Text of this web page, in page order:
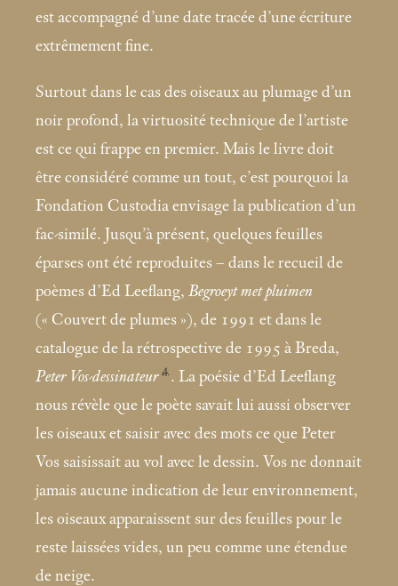
est accompagné d’une date tracée d’une écriture
extrêmement fine.
Surtout dans le cas des oiseaux au plumage d’un
noir profond, la virtuosité technique de l’artiste
est ce qui frappe en premier. Mais le livre doit
être considéré comme un tout, c’est pourquoi la
Fondation Custodia envisage la publication d’un
fac-similé. Jusqu’à présent, quelques feuilles
éparses ont été reproduites – dans le recueil de
poèmes d’Ed Leeflang, Begroeyt met pluimen
(« Couvert de plumes »), de 1991 et dans le
catalogue de la rétrospective de 1995 à Breda,
Peter Vos-dessinateur4. La poésie d’Ed Leeflang
nous révèle que le poète savait lui aussi observer
les oiseaux et saisir avec des mots ce que Peter
Vos saisissait au vol avec le dessin. Vos ne donnait
jamais aucune indication de leur environnement,
les oiseaux apparaissent sur des feuilles pour le
reste laissées vides, un peu comme une étendue
de neige.